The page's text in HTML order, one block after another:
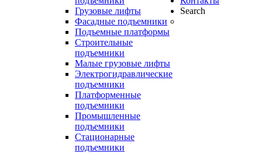
Грузовые лифты
Фасадные подъемники
Подъемные платформы
Строительные
подъемники
Малые грузовые лифты
Электрогидравлические
подъемники
Платформенные
подъемники
Промышленные
подъемники
Стационарные
подъемники
Search